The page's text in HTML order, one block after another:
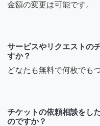
金額の変更は可能です。
サービスやリクエストの
すか？
どなたも無料で何枚でも
チケットの依頼相談をし
のですか？